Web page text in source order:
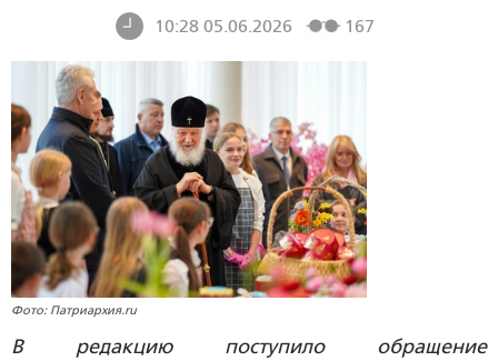
10:28 05.06.2026
167
Фото: Патриархия.ru
В редакцию поступило обращение